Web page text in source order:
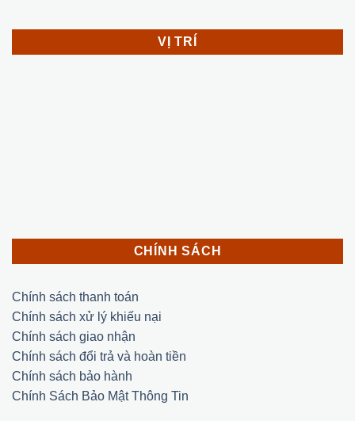
VỊ TRÍ
CHÍNH SÁCH
Chính sách thanh toán
Chính sách xử lý khiếu nại
Chính sách giao nhận
Chính sách đổi trả và hoàn tiền
Chính sách bảo hành
Chính Sách Bảo Mật Thông Tin